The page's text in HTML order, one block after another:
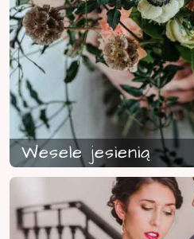
Wesele jesienią